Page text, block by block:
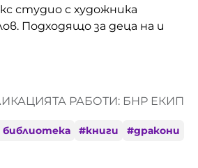
студио с художника
Подходящо за деца на и
РАБОТИ: БНР ЕКИП
#книги #дракони